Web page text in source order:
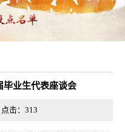
毕业生代表座谈会
击： 313